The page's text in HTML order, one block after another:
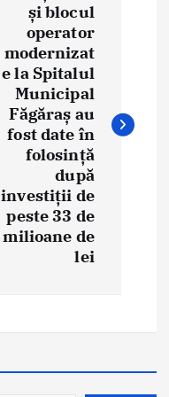
și blocul
operator
modernizat
e la Spitalul
Municipal
Făgăraș au
fost date în
folosință
după
investiții de
peste 33 de
milioane de
lei